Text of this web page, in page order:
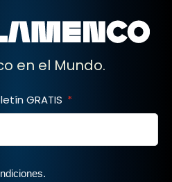
en el Mundo.
GRATIS